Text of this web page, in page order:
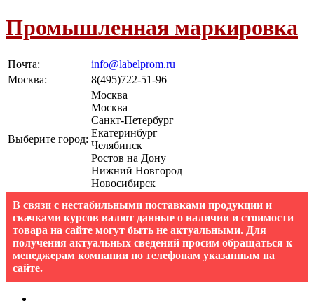
Промышленная маркировка
Почта:
info@labelprom.ru
Москва: 8(495)722-51-96
Выберите город:
Москва
Москва
Санкт-Петербург
Екатеринбург
Челябинск
Ростов на Дону
Нижний Новгород
Новосибирск
В связи с нестабильными поставками продукции и
скачками курсов валют данные о наличии и стоимости
товара на сайте могут быть не актуальными. Для
получения актуальных сведений просим обращаться к
менеджерам компании по телефонам указанным на
сайте.